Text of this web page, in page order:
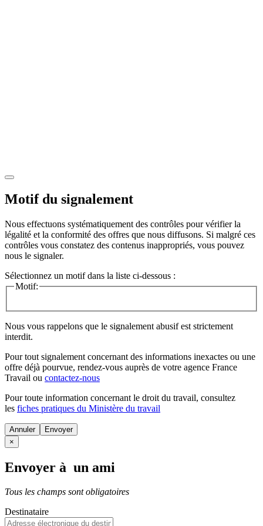
Motif du signalement
Nous effectuons systématiquement des contrôles pour vérifier la
légalité et la conformité des offres que nous diffusons. Si malgré ces
contrôles vous constatez des contenus inappropriés, vous pouvez
nous le signaler.
Sélectionnez un motif dans la liste ci-dessous :
Motif:
Nous vous rappelons que le signalement abusif est strictement
interdit.
Pour tout signalement concernant des informations inexactes ou une
offre déjà pourvue, rendez-vous auprès de votre agence France
Travail ou contactez-nous
Pour toute information concernant le droit du travail, consultez
les fiches pratiques du Ministère du travail
Annuler
×
Envoyer à un ami
Tous les champs sont obligatoires
Destinataire